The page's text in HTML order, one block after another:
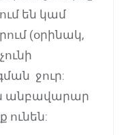
են կամ
(օրինակ,
ջուր:
անբավարար
ունեն: